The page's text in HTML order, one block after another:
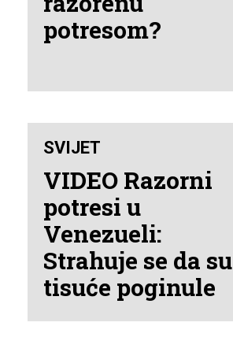
potresom?
SVIJET
VIDEO Razorni
potresi u
Venezueli:
Strahuje se da su
tisuće poginule